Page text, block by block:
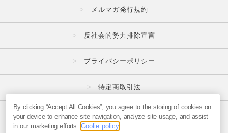
メルマガ発行規約
反社会的勢力排除宣言
プライバシーポリシー
特定商取引法
広告掲載はこちら
By clicking “Accept All Cookies”, you agree to the storing of cookies on
your device to enhance site navigation, analyze site usage, and assist
in our marketing efforts. Coolie policy